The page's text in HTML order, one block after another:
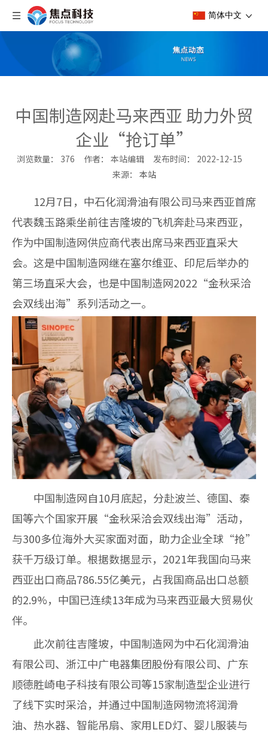
简体中文
中国制造网赴马来西亚 助力外贸
企业“抢订单”
浏览数量： 376 作者： 本站编辑 发布时间： 2022-12-15
来源： 本站
12月7日，中石化润滑油有限公司马来西亚首席
代表魏玉路乘坐前往吉隆坡的飞机奔赴马来西亚，
作为中国制造网供应商代表出席马来西亚直采大
会。这是中国制造网继在塞尔维亚、印尼后举办的
第三场直采大会，也是中国制造网2022“金秋采洽
会双线出海”系列活动之一。
中国制造网自10月底起，分赴波兰、德国、泰
国等六个国家开展“金秋采洽会双线出海”活动，
与300多位海外大买家面对面，助力企业全球“抢”
获千万级订单。根据数据显示，2021年我国向马来
西亚出口商品786.55亿美元，占我国商品出口总额
的2.9%，中国已连续13年成为马来西亚最大贸易伙
伴。
此次前往吉隆坡，中国制造网为中石化润滑油
有限公司、浙江中广电器集团股份有限公司、广东
顺德胜崎电子科技有限公司等15家制造型企业进行
了线下实时采洽，并通过中国制造网物流将润滑
油、热水器、智能吊扇、家用LED灯、婴儿服装与